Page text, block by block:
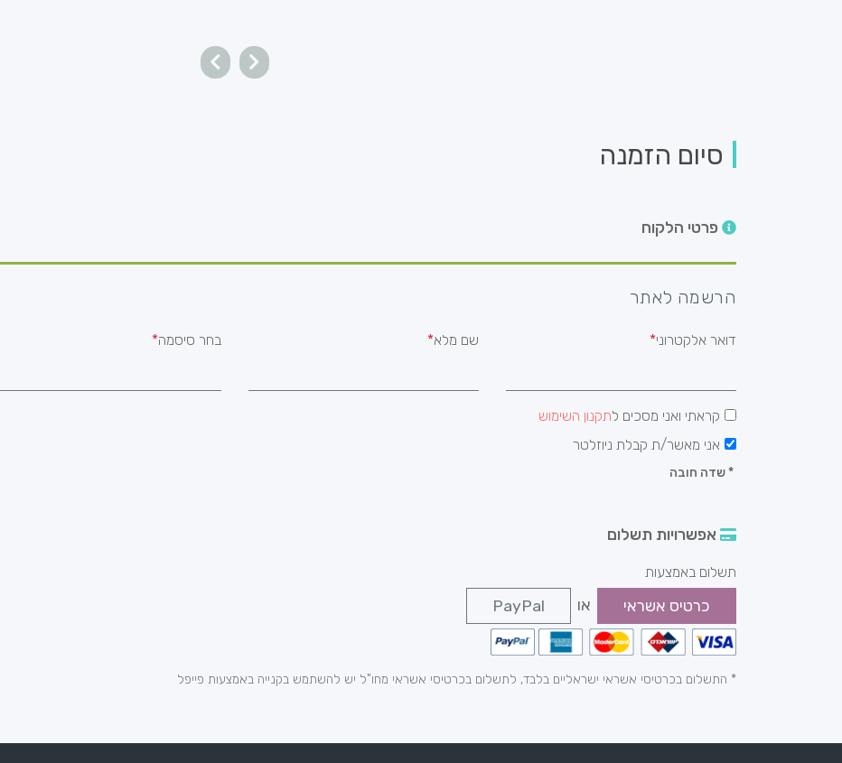
סיום הזמנה
פרטי הלקוח
הרשמה לאתר
דואר אלקטרוני שם מלא בחר סיסמה
קראתי ואני מסכים לתקנון השימוש
אני מאשר/ת קבלת ניוזלטר
*שדה חובה
אפשרויות תשלום
תשלום באמצעות
כרטיס אשראי או PayPal
* התשלום בכרטיסי אשראי ישראליים בלבד, לתשלום בכרטיסי אשראי מחו"ל יש להשתמש בקנייה באמצעות פייפל